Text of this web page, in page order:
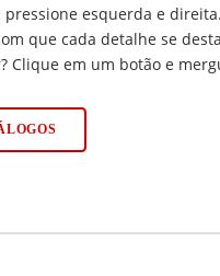
pressione esquerda e direita.
que cada detalhe se
Clique em um botão e